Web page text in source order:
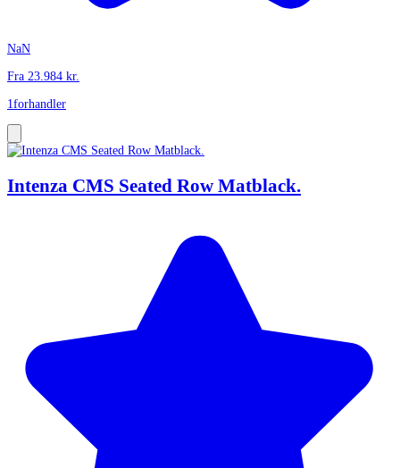
NaN
Fra 23.984 kr.
1forhandler
Intenza CMS Seated Row Matblack.